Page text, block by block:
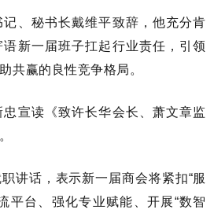
、秘书长戴维平致辞，他充分肯
新一届班子扛起行业责任，引领
共赢的良性竞争格局。
宣读《致许长华会长、萧文章监
讲话，表示新一届商会将紧扣“服
平台、强化专业赋能、开展“数智